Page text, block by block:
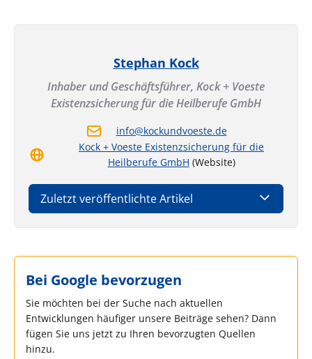
Stephan Kock
Inhaber und Geschäftsführer, Kock + Voeste
Existenzsicherung für die Heilberufe GmbH
info@kockundvoeste.de
Kock + Voeste Existenzsicherung für die
Heilberufe GmbH (Website)
Zuletzt veröffentlichte Artikel
Bei Google bevorzugen
Sie möchten bei der Suche nach aktuellen
Entwicklungen häufiger unsere Beiträge sehen? Dann
fügen Sie uns jetzt zu Ihren bevorzugten Quellen
hinzu.